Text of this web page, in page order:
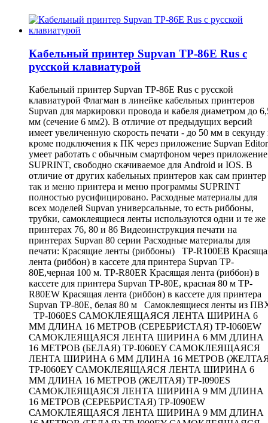
Кабельный принтер Supvan TP-86E Rus с
русской клавиатурой
Кабельный принтер Supvan TP-86E Rus с русской
клавиатурой Флагман в линейке кабельных принтеров
Supvan для маркировки провода и кабеля диаметром до
мм (сечение 6 мм2). В отличие от предыдущих версий
имеет увеличенную скорость печати - до 50 мм в секунду
кроме подключения к ПК через приложение Supvan Editor
умеет работать с обычным смартфоном через приложение
SUPRINT, свободно скачиваемое для Android и IOS. В
отличие от других кабельных принтеров как сам принтер
так и меню принтера и меню программы SUPRINT
полностью русифицировано. Расходные материалы для
всех моделей Supvan универсальные, то есть риббоны,
трубки, самоклеящиеся ленты используются одни и те же
принтерах 76, 80 и 86 Видеоинструкция печати на
принтерах Supvan 80 серии Расходные материалы для
печати: Красящие ленты (риббоны) TP-R100EB
лента (риббон) в кассете для принтера Supvan TP-
80E,черная 100 м. TP-R80ER Красящая лента (риббон) в
кассете для принтера Supvan TP-80E, красная 80 м TP-
R80EW Красящая лента (риббон) в кассете для принтера
Supvan TP-80E, белая 80 м Самоклеящиеся ленты из
TP-I060ES САМОКЛЕЯЩАЯСЯ ЛЕНТА ШИРИНА 6
ММ ДЛИНА 16 МЕТРОВ (СЕРЕБРИСТАЯ) TP-I060EW
САМОКЛЕЯЩАЯСЯ ЛЕНТА ШИРИНА 6 ММ ДЛИНА
16 МЕТРОВ (БЕЛАЯ) TP-I060EY САМОКЛЕЯЩАЯСЯ
ЛЕНТА ШИРИНА 6 ММ ДЛИНА 16 МЕТРОВ
TP-I060EY САМОКЛЕЯЩАЯСЯ ЛЕНТА ШИРИНА 6
ММ ДЛИНА 16 МЕТРОВ (ЖЕЛТАЯ) TP-I090ES
САМОКЛЕЯЩАЯСЯ ЛЕНТА ШИРИНА 9 ММ ДЛИНА
16 МЕТРОВ (СЕРЕБРИСТАЯ) TP-I090EW
САМОКЛЕЯЩАЯСЯ ЛЕНТА ШИРИНА 9 ММ ДЛИНА